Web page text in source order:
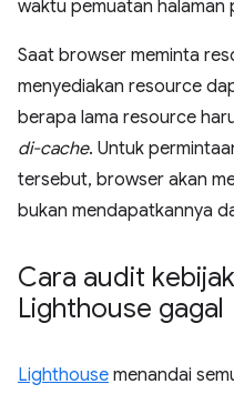
waktu pemuatan halaman
Saat browser meminta
menyediakan resource
berapa lama resource
di-cache. Untuk
tersebut, browser akan
bukan mendapatkannya
Cara audit
Lighthouse gagal
Lighthouse menandai